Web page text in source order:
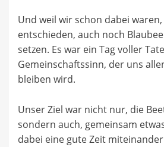
Und weil wir schon dabei
entschieden, auch noch
setzen. Es war ein Tag voller
Gemeinschaftssinn, der uns
bleiben wird.
Unser Ziel war nicht nur, die
sondern auch, gemeinsam
dabei eine gute Zeit